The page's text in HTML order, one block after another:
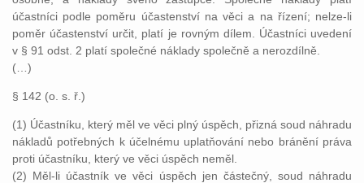
účastníci podle poměru účastenství na věci a na řízení; nelze-li
poměr účastenství určit, platí je rovným dílem. Účastníci uvedení
v § 91 odst. 2 platí společné náklady společně a nerozdílně.
(…)
§ 142 (o. s. ř.)
(1) Účastníku, který měl ve věci plný úspěch, přizná soud náhradu
nákladů potřebných k účelnému uplatňování nebo bránění práva
proti účastníku, který ve věci úspěch neměl.
(2) Měl-li účastník ve věci úspěch jen částečný, soud náhradu